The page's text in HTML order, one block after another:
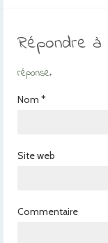
Répondre à
réponse.
Nom *
Site web
Commentaire